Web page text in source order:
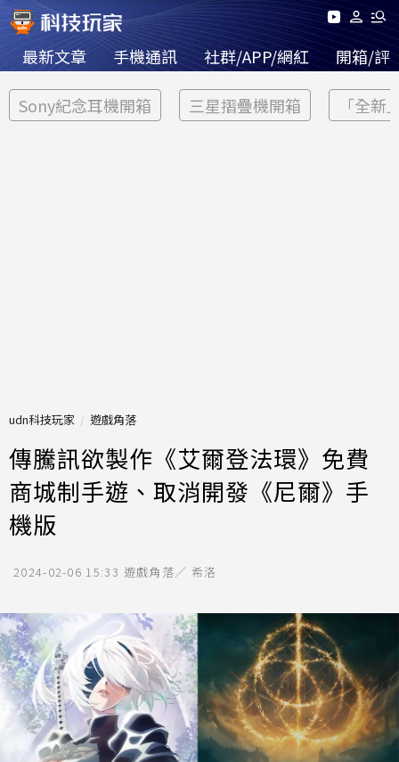
最新文章 手機通訊 社群/APP/網紅 開箱/評
Sony紀念耳機開箱 三星摺疊機開箱 「全新
udn科技玩家 遊戲角落
傳騰訊欲製作《艾爾登法環》免費
商城制手遊、取消開發《尼爾》手
機版
2024-02-06 15:33 遊戲角落／ 希洛